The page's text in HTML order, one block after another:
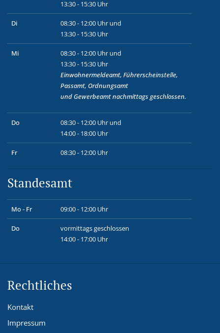
13:30 - 15:30 Uhr
Di
08:30 - 12:00 Uhr und
13:30 - 15:30 Uhr
Mi
08:30 - 12:00 Uhr und
13:30 - 15:30 Uhr
Einwohnermeldeamt, Führerscheinstelle,
Passamt, Ordnungsamt
und Gewerbeamtnachmittags geschlossen.
Do
08:30 - 12:00 Uhr und
14:00 - 18:00 Uhr
Fr 08:30 - 12:00 Uhr
Standesamt
Mo - Fr 09:00 - 12:00 Uhr
Do
vormittags geschlossen
14:00 - 17:00 Uhr
Rechtliches
Kontakt
Impressum